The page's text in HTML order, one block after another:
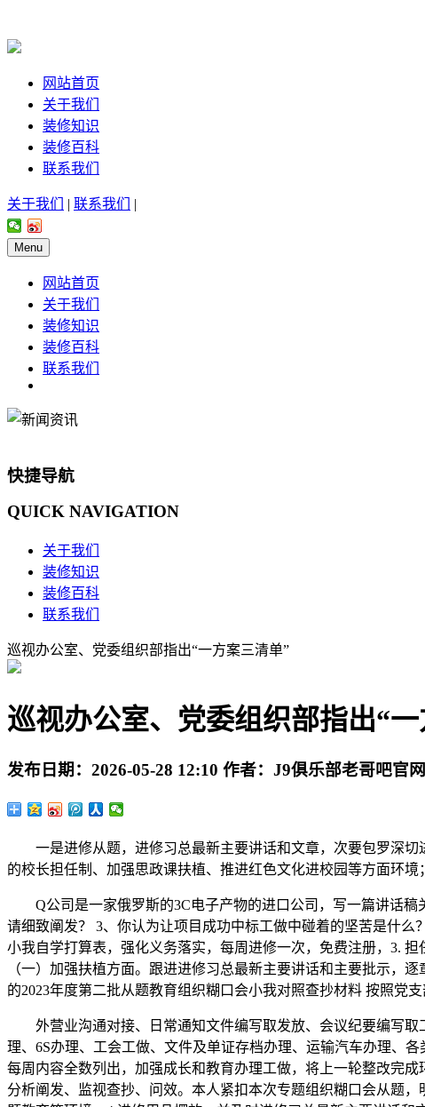
网站首页
关于我们
装修知识
装修百科
联系我们
关于我们 | 联系我们 |
Menu
网站首页
关于我们
装修知识
装修百科
联系我们
快捷导航
QUICK NAVIGATION
关于我们
装修知识
装修百科
联系我们
巡视办公室、党委组织部指出“一方案三清单”
巡视办公室、党委组织部指出“
发布日期： 2026-05-28 12:10 作者： J9俱乐部老哥吧官网
一是进修从题，进修习总最新主要讲话和文章，次要包罗深切
的校长担任制、加强思政课扶植、推进红色文化进校园等方面环
Q公司是一家俄罗斯的3C电子产物的进口公司，写一篇讲话稿
请细致阐发？ 3、你认为让项目成功中标工做中碰着的坚苦是什
小我自学打算表，强化义务落实，每周进修一次，免费注册，3.
（一）加强扶植方面。跟进进修习总最新主要讲话和主要批示，
的2023年度第二批从题教育组织糊口会小我对照查抄材料 按照党
外营业沟通对接、日常通知文件编写取发放、会议纪要编写取
理、6S办理、工会工做、文件及单证存档办理、运输汽车办理、
每周内容全数列出，加强成长和教育办理工做，将上一轮整改完
分析阐发、监视查抄、问效。本人紧扣本次专题组织糊口会从题